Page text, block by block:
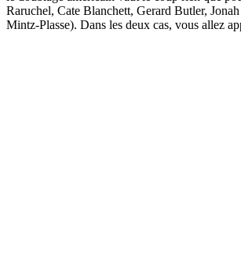
Raruchel, Cate Blanchett, Gerard Butler,
Mintz-Plasse). Dans les deux cas, vous allez